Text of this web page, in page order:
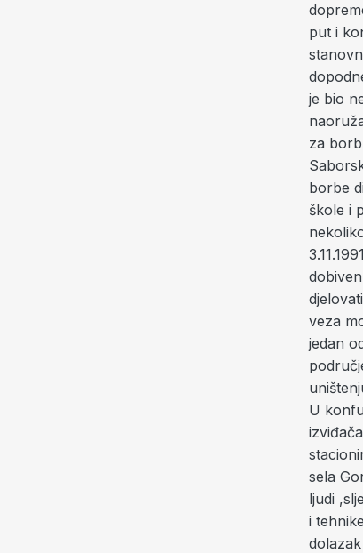
put i
je bio
za
borbe
škole i
veza
jedan
U
sela
ljudi
i